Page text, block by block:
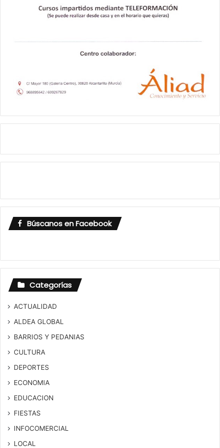
Búscanos en Facebook
Categorías
ACTUALIDAD
ALDEA GLOBAL
BARRIOS Y PEDANIAS
CULTURA
DEPORTES
ECONOMIA
EDUCACION
FIESTAS
INFOCOMERCIAL
LOCAL